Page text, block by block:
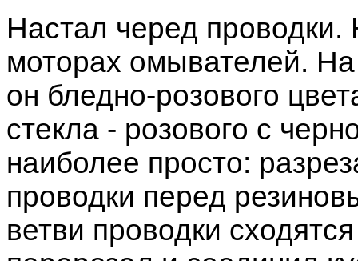
Настал черед
моторах омывателей.
он бледно-розового
стекла - розового с
наиболее просто:
проводки перед
ветви проводки